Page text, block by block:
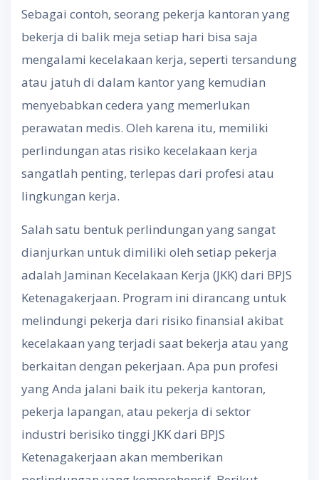
Sebagai contoh, seorang pekerja kantoran yang
bekerja di balik meja setiap hari bisa saja
mengalami kecelakaan kerja, seperti tersandung
atau jatuh di dalam kantor yang kemudian
menyebabkan cedera yang memerlukan
perawatan medis. Oleh karena itu, memiliki
perlindungan atas risiko kecelakaan kerja
sangatlah penting, terlepas dari profesi atau
lingkungan kerja.
Salah satu bentuk perlindungan yang sangat
dianjurkan untuk dimiliki oleh setiap pekerja
adalah Jaminan Kecelakaan Kerja (JKK) dari BPJS
Ketenagakerjaan. Program ini dirancang untuk
melindungi pekerja dari risiko finansial akibat
kecelakaan yang terjadi saat bekerja atau yang
berkaitan dengan pekerjaan. Apa pun profesi
yang Anda jalani baik itu pekerja kantoran,
pekerja lapangan, atau pekerja di sektor
industri berisiko tinggi JKK dari BPJS
Ketenagakerjaan akan memberikan